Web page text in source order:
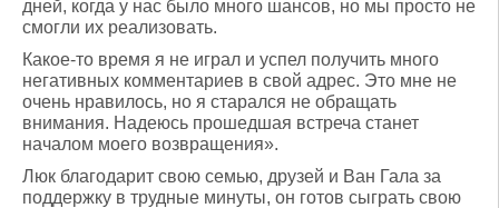
дней, когда у нас было много шансов, но мы просто не
смогли их реализовать.
Какое-то время я не играл и успел получить много
негативных комментариев в свой адрес. Это мне не
очень нравилось, но я старался не обращать
внимания. Надеюсь прошедшая встреча станет
началом моего возвращения».
Люк благодарит свою семью, друзей и Ван Гала за
поддержку в трудные минуты, он готов сыграть свою